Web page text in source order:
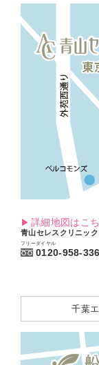
詳細地図はこ
青山セレスクリニック
フリーダイヤル
0120-958-336
千葉